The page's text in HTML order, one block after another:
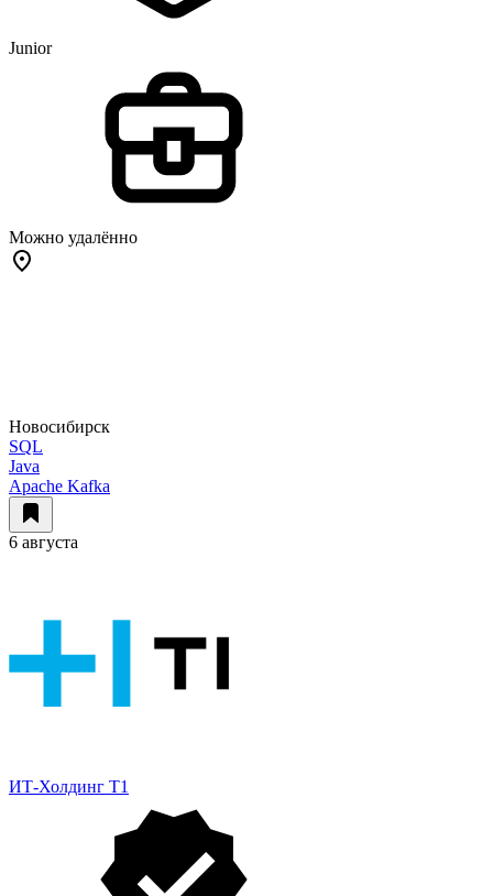
Junior
Можно удалённо
Новосибирск
SQL
Java
Apache Kafka
6 августа
ИТ-Холдинг Т1